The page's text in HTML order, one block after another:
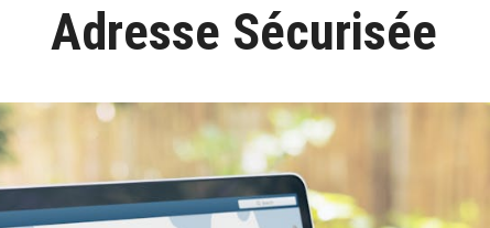
Adresse Sécurisée